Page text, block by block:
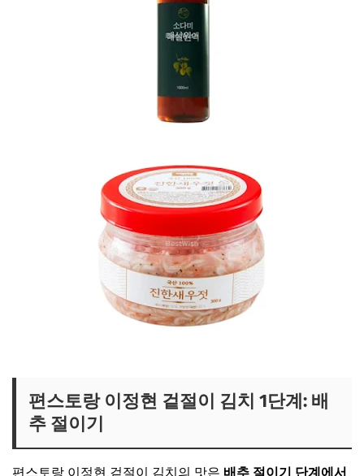
편스토랑 이정현 겉절이 김치 1단계: 배
추 절이기
편스토랑 이정현 겉절이 김치의 맛은 배추 절이기 단계에서